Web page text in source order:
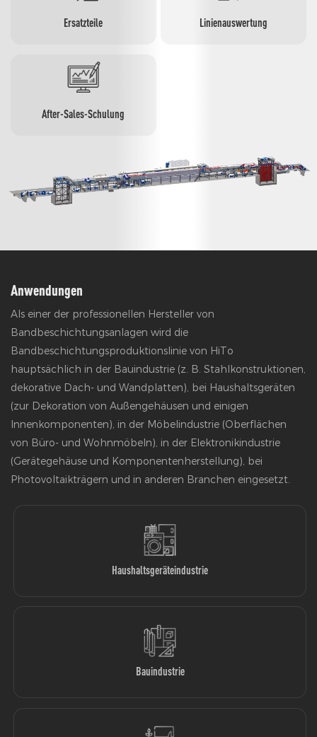
Ersatzteile Linienauswertung
After-Sales-Schulung
Anwendungen
Als einer der professionellen Hersteller von
Bandbeschichtungsanlagen wird die
Bandbeschichtungsproduktionslinie von HiTo
hauptsächlich in der Bauindustrie (z. B. Stahlkonstruktionen,
dekorative Dach- und Wandplatten), bei Haushaltsgeräten
(zur Dekoration von Außengehäusen und einigen
Innenkomponenten), in der Möbelindustrie (Oberflächen
von Büro- und Wohnmöbeln), in der Elektronikindustrie
(Gerätegehäuse und Komponentenherstellung), bei
Photovoltaikträgern und in anderen Branchen eingesetzt.
Haushaltsgeräteindustrie
Bauindustrie